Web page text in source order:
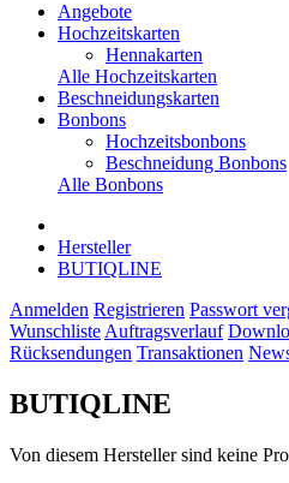
Angebote
Hochzeitskarten
Hennakarten
Alle Hochzeitskarten
Beschneidungskarten
Bonbons
Hochzeitsbonbons
Beschneidung Bonbons
Alle Bonbons
Hersteller
BUTIQLINE
Anmelden Registrieren Passwort
Wunschliste Auftragsverlauf
Rücksendungen Transaktionen
BUTIQLINE
Von diesem Hersteller sind keine